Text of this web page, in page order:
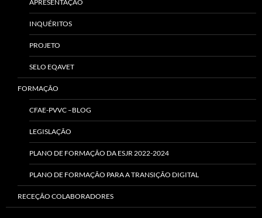
APRESENTAÇÃO
INQUÉRITOS
PROJETO
SELO EQAVET
FORMAÇÃO
CFAE-PVVC –BLOG
LEGISLAÇÃO
PLANO DE FORMAÇÃO DA ESJR 2022-2024
PLANO DE FORMAÇÃO PARA A TRANSIÇÃO DIGITAL
RECEÇÃO COLABORADORES